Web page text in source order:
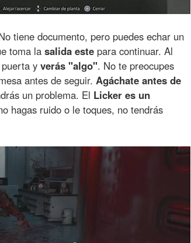
tiene documento, pero puedes echar un
toma la salida este para continuar. Al
y verás "algo". No te preocupes
antes de seguir. Agáchate antes de
un problema. El Licker es un
hagas ruido o le toques, no tendrás